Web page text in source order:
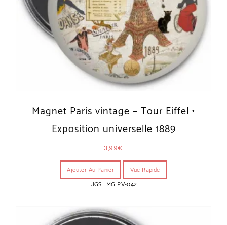
Magnet Paris vintage – Tour Eiffel •
Exposition universelle 1889
3,99€
Ajouter Au Panier
Vue Rapide
UGS : MG PV-042